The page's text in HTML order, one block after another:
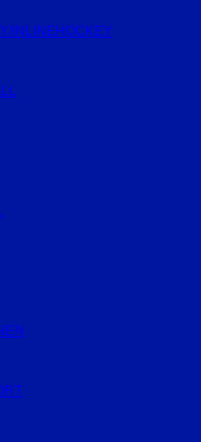
INLINEHOCKEY